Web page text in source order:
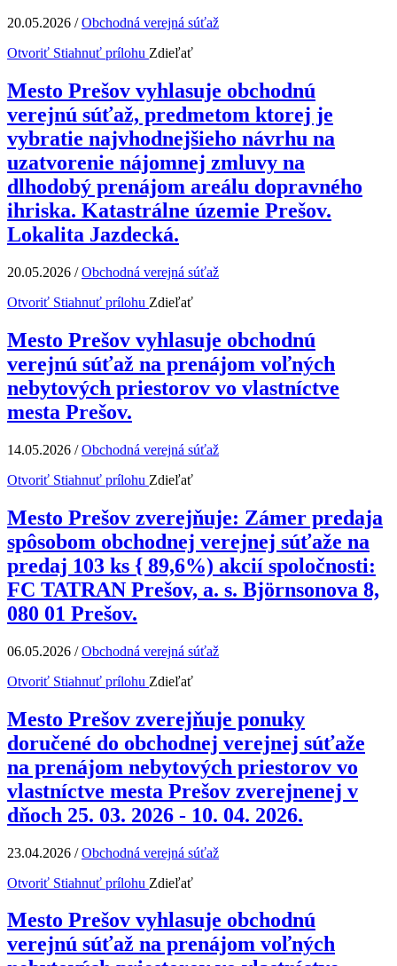
20.05.2026 /Obchodná verejná súťaž
Otvoriť Stiahnuť prílohu Zdieľať
Mesto Prešov vyhlasuje obchodnú
verejnú súťaž, predmetom ktorej je
vybratie najvhodnejšieho návrhu na
uzatvorenie nájomnej zmluvy na
dlhodobý prenájom areálu dopravného
ihriska. Katastrálne územie Prešov.
Lokalita Jazdecká.
20.05.2026 /Obchodná verejná súťaž
Otvoriť Stiahnuť prílohu Zdieľať
Mesto Prešov vyhlasuje obchodnú
verejnú súťaž na prenájom voľných
nebytových priestorov vo vlastníctve
mesta Prešov.
14.05.2026 /Obchodná verejná súťaž
Otvoriť Stiahnuť prílohu Zdieľať
Mesto Prešov zverejňuje: Zámer predaja
spôsobom obchodnej verejnej súťaže na
predaj 103 ks { 89,6%) akcií spoločnosti:
FC TATRAN Prešov, a. s. Björnsonova 8,
080 01 Prešov.
06.05.2026 /Obchodná verejná súťaž
Otvoriť Stiahnuť prílohu Zdieľať
Mesto Prešov zverejňuje ponuky
doručené do obchodnej verejnej súťaže
na prenájom nebytových priestorov vo
vlastníctve mesta Prešov zverejnenej v
dňoch 25. 03. 2026 - 10. 04. 2026.
23.04.2026 /Obchodná verejná súťaž
Otvoriť Stiahnuť prílohu Zdieľať
Mesto Prešov vyhlasuje obchodnú
verejnú súťaž na prenájom voľných